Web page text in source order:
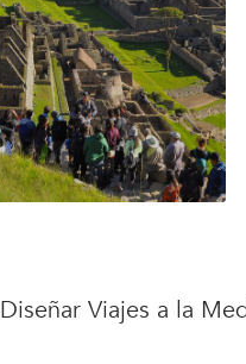
Diseñar Viajes a la